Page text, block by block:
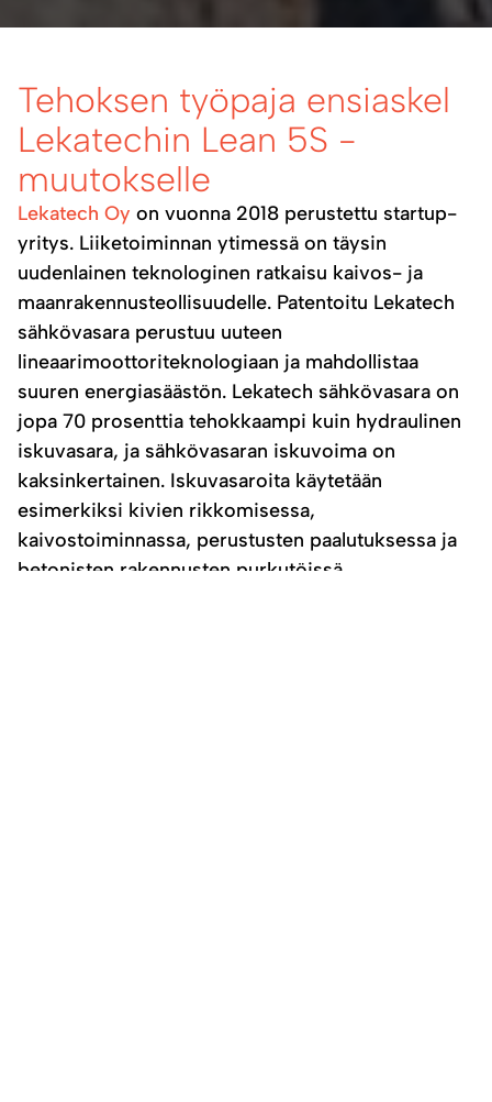
Tehoksen työpaja ensiaskel
Lekatechin Lean 5S -
muutokselle
Lekatech Oy on vuonna 2018 perustettu startup-
yritys. Liiketoiminnan ytimessä on täysin
uudenlainen teknologinen ratkaisu kaivos- ja
maanrakennusteollisuudelle. Patentoitu Lekatech
sähkövasara perustuu uuteen
lineaarimoottoriteknologiaan ja mahdollistaa
suuren energiasäästön. Lekatech sähkövasara on
jopa 70 prosenttia tehokkaampi kuin hydraulinen
iskuvasara, ja sähkövasaran iskuvoima on
kaksinkertainen. Iskuvasaroita käytetään
esimerkiksi kivien rikkomisessa,
kaivostoiminnassa, perustusten paalutuksessa ja
betonisten rakennusten purkutöissä.